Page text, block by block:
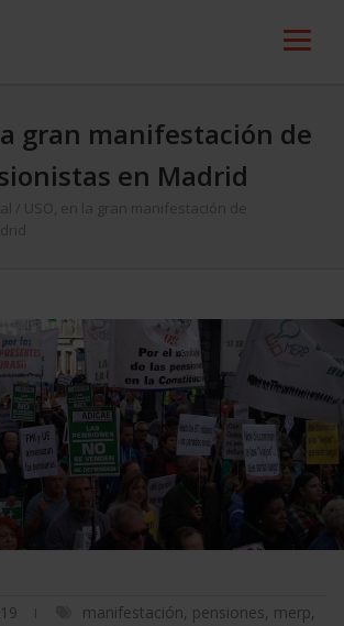
gran manifestación de
en Madrid
USO, en la gran manifestación de
manifestación, pensiones, merp,